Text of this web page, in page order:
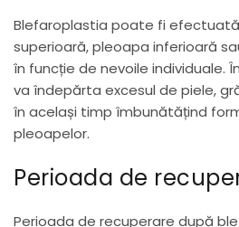
Blefaroplastia poate fi
superioară, pleoapa inferioară
în funcție de nevoile individuale.
va îndepărta excesul de piele,
în același timp îmbunătățind
pleoapelor.
Perioada de
Perioada de recuperare după